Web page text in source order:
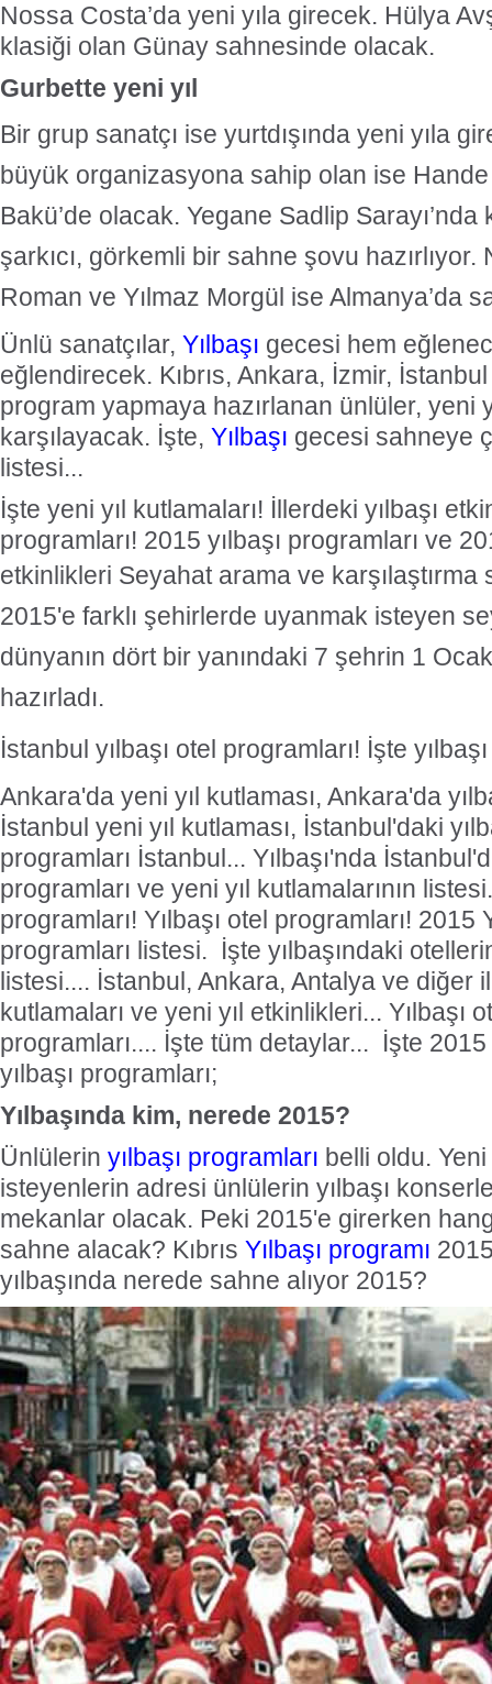
Nossa Costa’da yeni yıla girecek. Hülya
klasiği olan Günay sahnesinde olacak.
Gurbette yeni yıl
Bir grup sanatçı ise yurtdışında yeni yıla
büyük organizasyona sahip olan ise
Bakü’de olacak. Yegane Sadlip
şarkıcı, görkemli bir sahne şovu
Roman ve Yılmaz Morgül ise Almanya’da
Ünlü sanatçılar, Yılbaşı gecesi hem
eğlendirecek. Kıbrıs, Ankara, İzmir, İstanbul
program yapmaya hazırlanan ünlüler, yeni
karşılayacak. İşte, Yılbaşı gecesi sahneye
listesi...
İşte yeni yıl kutlamaları! İllerdeki yılbaşı
programları! 2015 yılbaşı programları ve
etkinlikleri Seyahat arama ve karşılaştırma
2015'e farklı şehirlerde uyanmak isteyen
dünyanın dört bir yanındaki 7 şehrin 1
hazırladı.
İstanbul yılbaşı otel programları! İşte
Ankara'da yeni yıl kutlaması, Ankara'da
İstanbul yeni yıl kutlaması, İstanbul'daki
programları İstanbul... Yılbaşı'nda
programları ve yeni yıl kutlamalarının
programları! Yılbaşı otel programları! 2015
programları listesi. İşte yılbaşındaki
listesi.... İstanbul, Ankara, Antalya ve diğer
kutlamaları ve yeni yıl etkinlikleri... Yılbaşı
programları.... İşte tüm detaylar... İşte
yılbaşı programları;
Yılbaşında kim, nerede 2015?
Ünlülerin yılbaşı programları belli oldu.
isteyenlerin adresi ünlülerin yılbaşı
mekanlar olacak. Peki 2015'e girerken
sahne alacak? Kıbrıs Yılbaşı programı
yılbaşında nerede sahne alıyor 2015?